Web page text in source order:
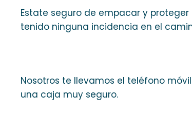
Estate seguro de empacar y
tenido ninguna incidencia en el
Nosotros te llevamos el teléfono
una caja muy seguro.